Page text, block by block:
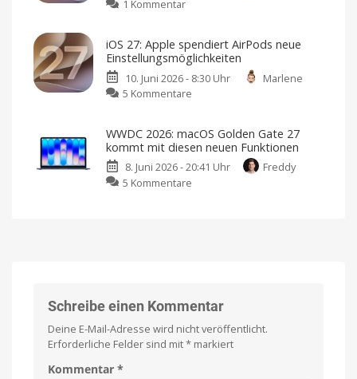
gedauert
rückt
Schlüssel
für
Teslas
1 Kommentar
27-
Features
kommen
erst
Das
steht
auf
Plan
iOS 27: Apple spendiert AirPods neue
Einstellungsmöglichkeiten
10. Juni 2026 - 8:30 Uhr
Marlene
5 Kommentare
Apple
spendiert
AirPods
WWDC 2026: macOS Golden Gate 27
kommt mit diesen neuen Funktionen
8. Juni 2026 - 20:41 Uhr
Freddy
5 Kommentare
mit
neuen
Funktionen
Schreibe einen Kommentar
Deine E-Mail-Adresse wird nicht veröffentlicht.
Erforderliche Felder sind mit* markiert
Kommentar *